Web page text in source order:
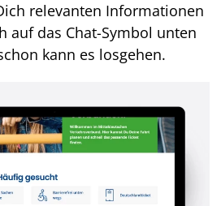
relevanten Informationen
auf das Chat-Symbol unten
kann es losgehen.